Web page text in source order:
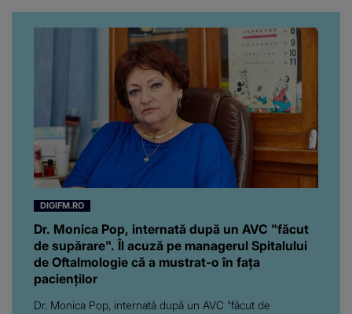
da, frumoasa iubită a lui
Florin Ristei e...
DIGIFM.RO
Dr. Monica Pop, internată după un AVC "făcut
de supărare". Îl acuză pe managerul Spitalului
de Oftalmologie că a mustrat-o în fața
pacienților
Dr. Monica Pop, internată după un AVC "făcut de